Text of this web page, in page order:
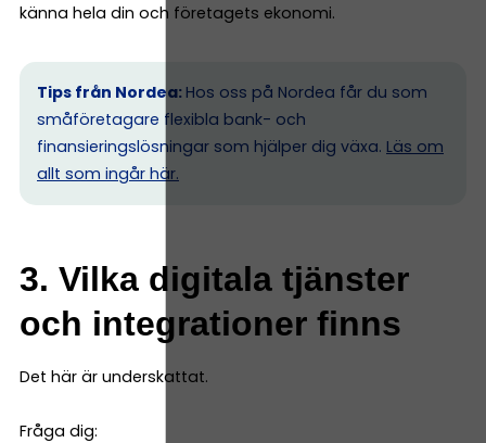
känna hela din och företagets ekonomi.
Tips från Nordea: Hos oss på Nordea får du som
småföretagare flexibla bank- och
finansieringslösningar som hjälper dig växa. Läs om
allt som ingår här.
3. Vilka digitala tjänster
och integrationer finns
Det här är underskattat.
Fråga dig: